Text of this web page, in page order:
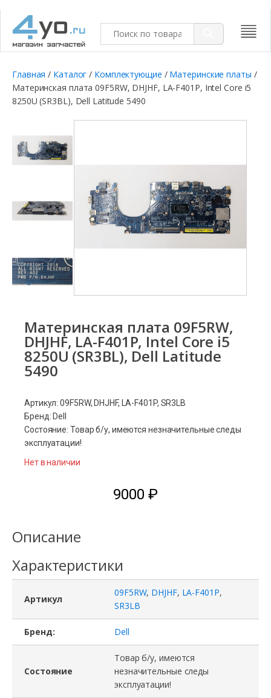
Главная / Каталог / Комплектующие / Материнские платы /
Материнская плата 09F5RW, DHJHF, LA-F401P, Intel Core i5
8250U (SR3BL), Dell Latitude 5490
Материнская плата 09F5RW,
DHJHF, LA-F401P, Intel Core i5
8250U (SR3BL), Dell Latitude
5490
Артикул: 09F5RW, DHJHF, LA-F401P, SR3LB
Бренд: Dell
Состояние: Товар б/у, имеются незначительные следы
эксплуатации!
Нет в наличии
9000 ₽
Описание
Характеристики
Артикул
09F5RW, DHJHF, LA-F401P,
SR3LB
Бренд: Dell
Состояние
Товар б/у, имеются
незначительные следы
эксплуатации!